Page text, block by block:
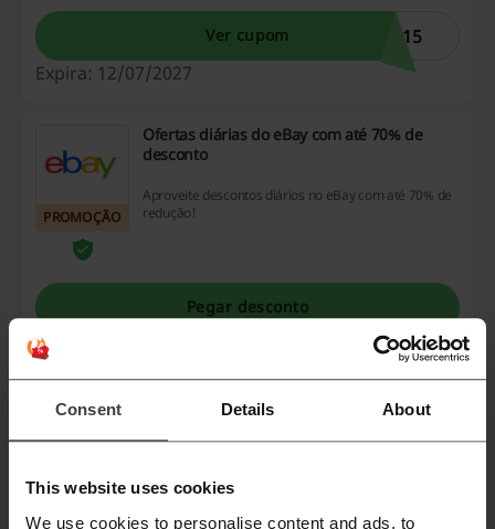
Consent Details About
This website uses cookies
We use cookies to personalise content and ads, to
Ver cupom
A15
Expira: 12/07/2027
PROMOÇÃO
Ofertas diárias do eBay com até 70% de
desconto
Aproveite descontos diários no eBay com até 70% de
redução!
Pegar desconto
Expira: Em andamento
CUPOM
Cupom de desconto Extra: Cozinhas com até
sua cozinha! Aproveite!